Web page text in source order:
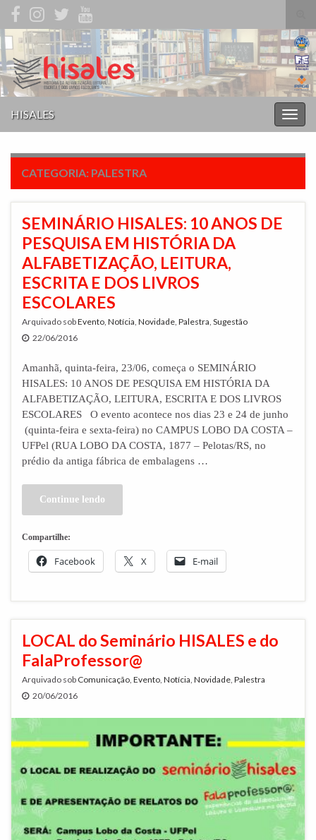
de
Search for:
HISALES
CATEGORIA: PALESTRA
SEMINÁRIO HISALES: 10 ANOS DE
PESQUISA EM HISTÓRIA DA
ALFABETIZAÇÃO, LEITURA,
ESCRITA E DOS LIVROS
ESCOLARES
Arquivado sobEvento Notícia Novidade Palestra Sugestão
22/06/2016
Amanhã, quinta-feira, 23/06, começa o SEMINÁRIO
HISALES: 10 ANOS DE PESQUISA EM HISTÓRIA DA
ALFABETIZAÇÃO, LEITURA, ESCRITA E DOS LIVROS
ESCOLARES O evento acontece nos dias 23 e 24 de junho
(quinta-feira e sexta-feira) no CAMPUS LOBO DA COSTA –
UFPel (RUA LOBO DA COSTA, 1877 – Pelotas/RS, no
prédio da antiga fábrica de embalagens …
Continue lendo
Compartilhe:
Facebook X E-mail
LOCAL do Seminário HISALES e do
FalaProfessor@
Arquivado sob Comunicação, Evento, Notícia, Novidade, Palestra
20/06/2016